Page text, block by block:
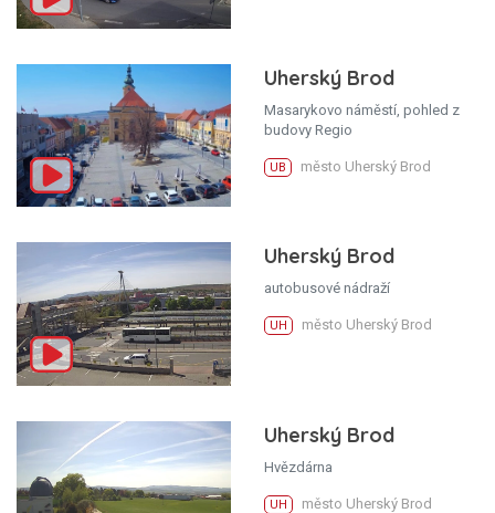
Uherský Brod
Masarykovo náměstí, pohled z
budovy Regio
UB město Uherský Brod
Uherský Brod
autobusové nádraží
UH město Uherský Brod
Uherský Brod
Hvězdárna
UH město Uherský Brod